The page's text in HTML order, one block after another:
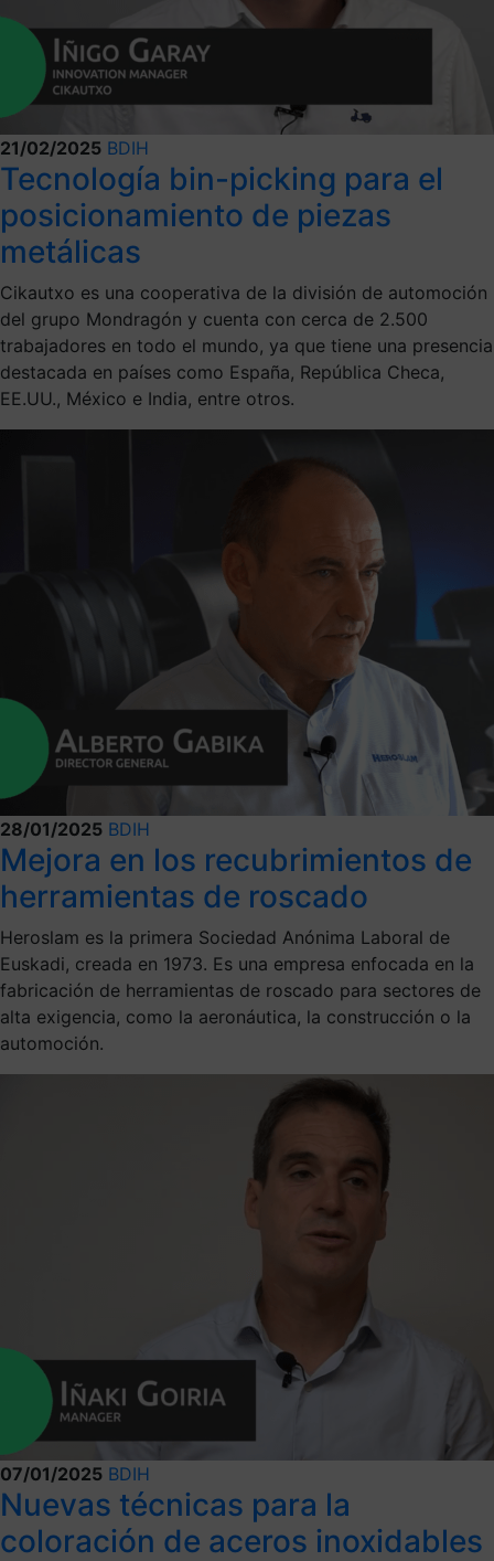
21/02/2025 BDIH
Tecnología bin-picking para el
posicionamiento de piezas
metálicas
Cikautxo es una cooperativa de la división de automoción
del grupo Mondragón y cuenta con cerca de 2.500
trabajadores en todo el mundo, ya que tiene una presencia
destacada en países como España, República Checa,
EE.UU., México e India, entre otros.
28/01/2025 BDIH
Mejora en los recubrimientos de
herramientas de roscado
Heroslam es la primera Sociedad Anónima Laboral de
Euskadi, creada en 1973. Es una empresa enfocada en la
fabricación de herramientas de roscado para sectores de
alta exigencia, como la aeronáutica, la construcción o la
automoción.
07/01/2025 BDIH
Nuevas técnicas para la
coloración de aceros inoxidables